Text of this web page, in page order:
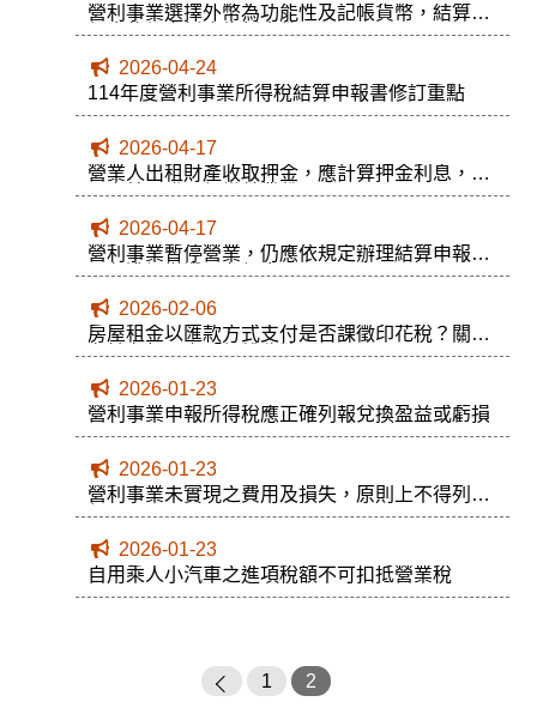
營利事業選擇外幣為功能性及記帳貨幣，結算申
報應依規定折合為新臺幣！
2026-04-24
114年度營利事業所得稅結算申報書修訂重點
2026-04-17
營業人出租財產收取押金，應計算押金利息，並
開立統一發票報繳營業稅
2026-04-17
營利事業暫停營業，仍應依規定辦理結算申報，
以免遭加徵滯、怠報金
2026-02-06
房屋租金以匯款方式支付是否課徵印花稅？關鍵
在於有無開立「銀錢收據」
2026-01-23
營利事業申報所得稅應正確列報兌換盈益或虧損
2026-01-23
營利事業未實現之費用及損失，原則上不得列
報！
2026-01-23
自用乘人小汽車之進項稅額不可扣抵營業稅
1 2